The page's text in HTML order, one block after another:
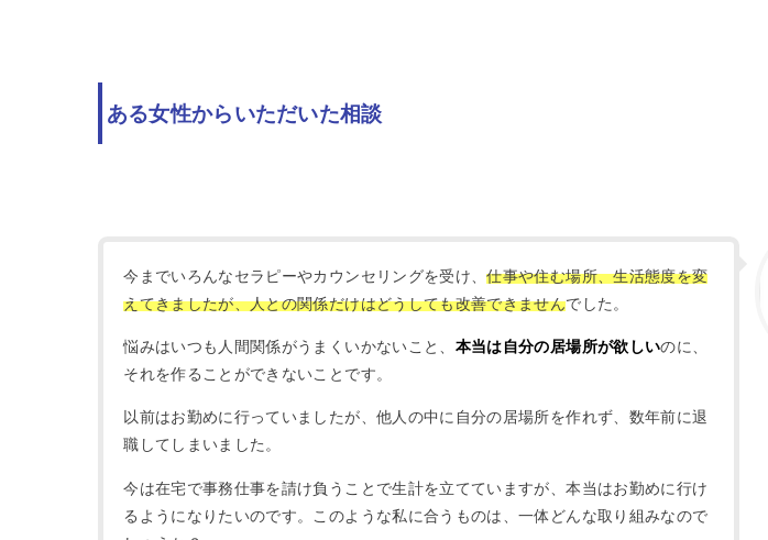
ある女性からいただいた相談
今までいろんなセラピーやカウンセリングを受け、仕事や住む場所、生活態度を変
えてきましたが、人との関係だけはどうしても改善できませんでした。
悩みはいつも人間関係がうまくいかないこと、 本当は自分の居場所が欲しいのに、
それを作ることができないことです。
以前はお勤めに行っていましたが、他人の中に自分の居場所を作れず、数年前に退
職してしまいました。
今は在宅で事務仕事を請け負うことで生計を立てていますが、本当はお勤めに行け
るようになりたいのです。このような私に合うものは、一体どんな取り組みなので